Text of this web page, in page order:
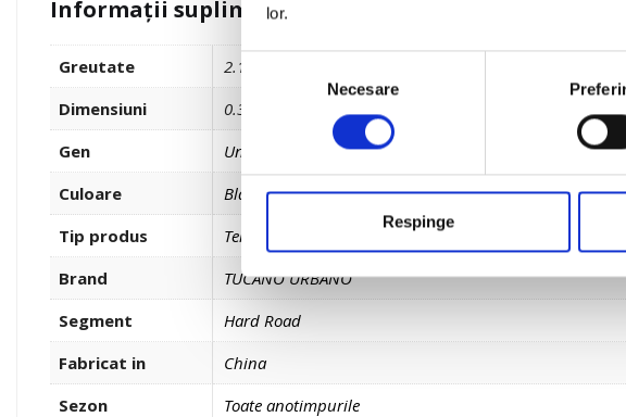
lor.
Selecția
consimțământului
Necesare
Respinge
Informații suplimentare
Greutate
2.150 kg
Dimensiuni
0.320 × 0.400 × 0.090 cm
Gen
Unisex
Culoare
Black
Tip produs
Termoscud
Brand
TUCANO URBANO
Segment
Hard Road
Fabricat in
China
Sezon
Toate anotimpurile